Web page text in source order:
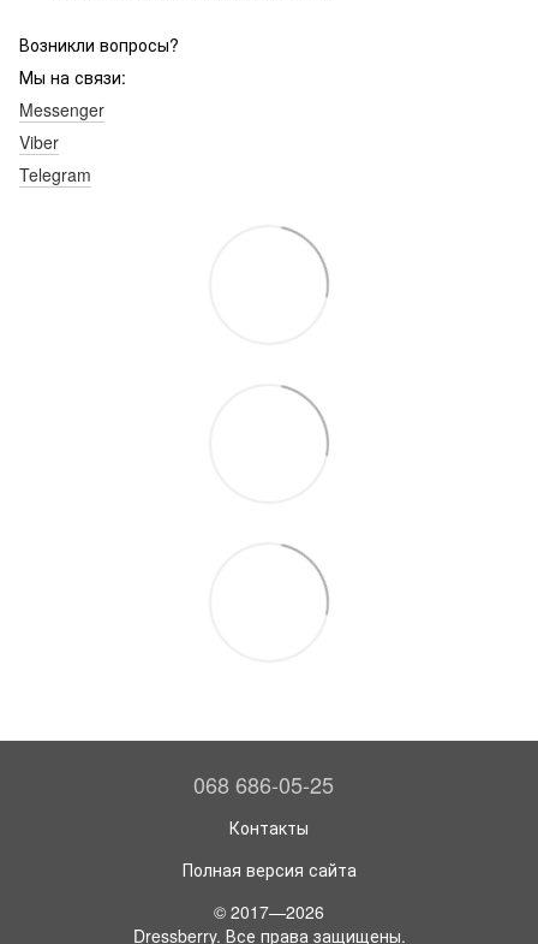
Возникли вопросы?
Мы на связи:
Messenger
Viber
Telegram
068 686-05-25
Контакты
Полная версия сайта
© 2017—2026
Dressberry. Все права защищены.